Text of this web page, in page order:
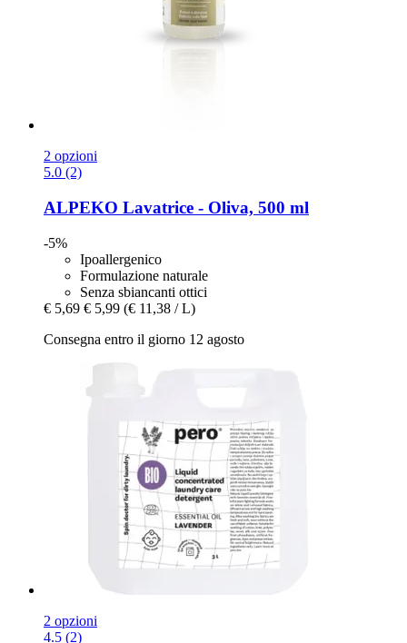
2 opzioni
5.0 (2)
ALPEKO Lavatrice -​ Oliva, 500 ml
-5%
Ipoallergenico
Formulazione naturale
Senza sbiancanti ottici
€ 5,69 € 5,99 (€ 11,38 / L)
Consegna entro il giorno 12 agosto
2 opzioni
4.5 (2)